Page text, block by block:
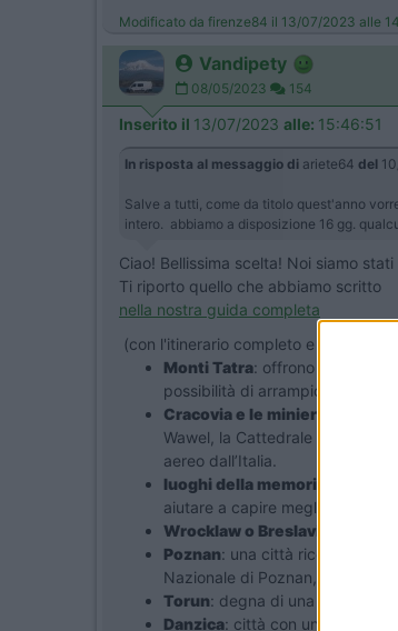
Modificato da firenze84 il 13/07/2023 alle
Vandipety
08/05/2023 154
Inserito il 13/07/2023 alle: 15:46:51
In risposta al messaggio di ariete64 del
Salve a tutti, come da titolo quest'anno
intero. abbiamo a disposizione 16 gg.
Ciao! Bellissima scelta! Noi siamo
Ti riporto quello che abbiamo scritto
nella nostra guida completa
(con l'itinerario completo e la mappa
Monti Tatra: offrono alcuni dei
possibilità di arrampicata, kayak
Cracovia e le miniere di sale
:
Wawel, la Cattedrale di Wawel
aereo dall’Italia.
luoghi della memoria
:
aiutare a capire meglio gli
Wrocklaw o Breslavia
: città
Poznan: una città ricca di
Nazionale di Poznan, il Museo
Torun: degna di una visita per
Danzica: città con una